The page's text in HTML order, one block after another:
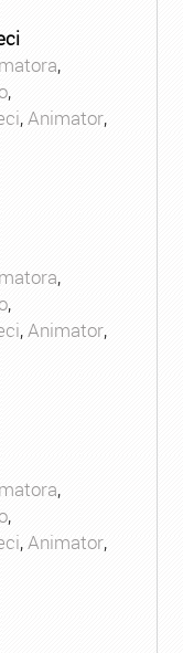
,
,
,Animator,
,
,
,Animator,
,
,
,Animator,